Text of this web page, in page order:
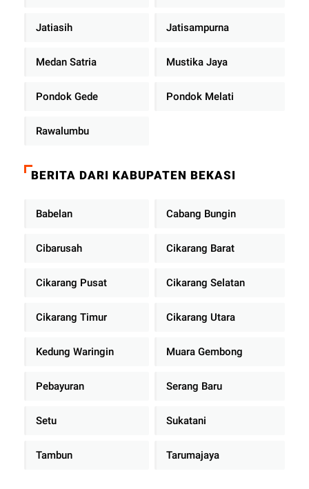
Jatiasih Jatisampurna
Medan Satria Mustika Jaya
Pondok Gede Pondok Melati
Rawalumbu
BERITA DARI KABUPATEN BEKASI
Babelan Cabang Bungin
Cibarusah Cikarang Barat
Cikarang Pusat Cikarang Selatan
Cikarang Timur Cikarang Utara
Kedung Waringin Muara Gembong
Pebayuran Serang Baru
Setu Sukatani
Tambun Tarumajaya